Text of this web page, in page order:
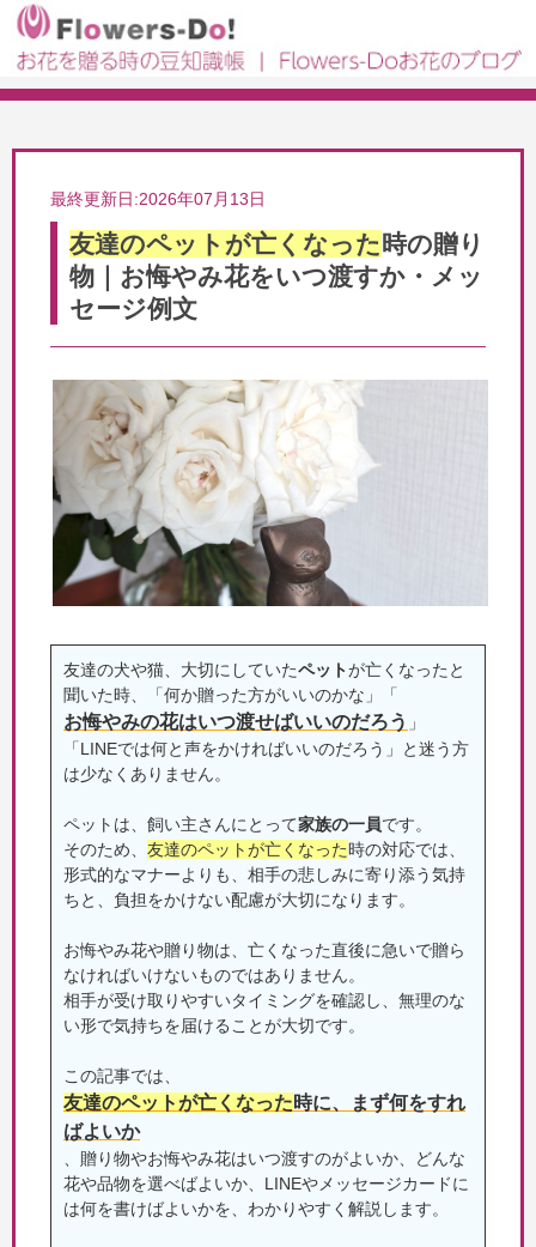
最終更新日:2026年07月13日
友達のペットが亡くなった 時の贈り
物｜お悔やみ花をいつ渡すか・メッ
セージ例文
友達の犬や猫、大切にしていたペットが亡くなったと
聞いた時、「何か贈った方がいいのかな」「
お悔やみの花はいつ渡せばいいのだろう 」
「LINEでは何と声をかければいいのだろう」と迷う方
は少なくありません。
ペットは、飼い主さんにとって家族の一員です。
そのため、 友達のペットが亡くなった時の対応では、
形式的なマナーよりも、相手の悲しみに寄り添う気持
ちと、負担をかけない配慮が大切になります。
お悔やみ花や贈り物は、亡くなった直後に急いで贈ら
なければいけないものではありません。
相手が受け取りやすいタイミングを確認し、無理のな
い形で気持ちを届けることが大切です。
この記事では、
友達のペットが亡くなった時に、まず何をすれ
ばよいか
、贈り物やお悔やみ花はいつ渡すのがよいか、どんな
花や品物を選べばよいか、LINEやメッセージカードに
は何を書けばよいかを、わかりやすく解説します。